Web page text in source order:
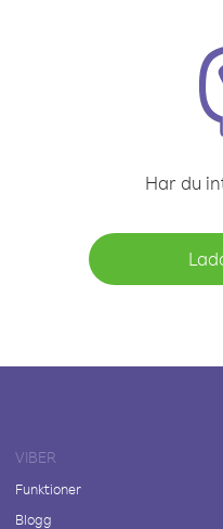
Har du
VIBER
Funktioner
Blogg